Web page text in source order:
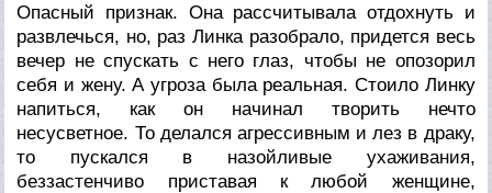
Опасный признак. Она рассчитывала отдохнуть и
развлечься, но, раз Линка разобрало, придется весь
вечер не спускать с него глаз, чтобы не опозорил
себя и жену. А угроза была реальная. Стоило Линку
напиться, как он начинал творить нечто
несусветное. То делался агрессивным и лез в драку,
то пускался в назойливые ухаживания,
беззастенчиво приставая к любой женщине,